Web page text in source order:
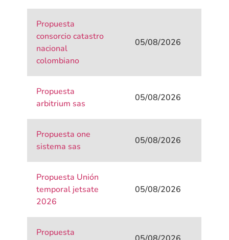
Propuesta
consorcio catastro
nacional
colombiano
05/08/2026
Propuesta
arbitrium sas
05/08/2026
Propuesta one
sistema sas
05/08/2026
Propuesta Unión
temporal jetsate
2026
05/08/2026
Propuesta